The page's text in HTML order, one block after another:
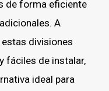
de forma eficiente
A
divisiones
fáciles de instalar,
ideal para